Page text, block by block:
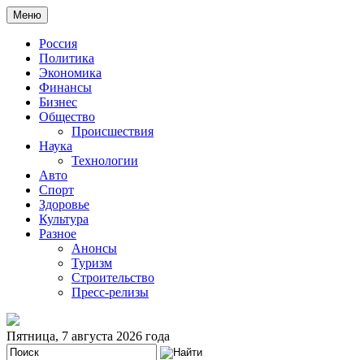
Меню
Россия
Политика
Экономика
Финансы
Бизнес
Общество
Происшествия
Наука
Технологии
Авто
Спорт
Здоровье
Культура
Разное
Анонсы
Туризм
Строительство
Пресс-релизы
Пятница, 7 августа 2026 года